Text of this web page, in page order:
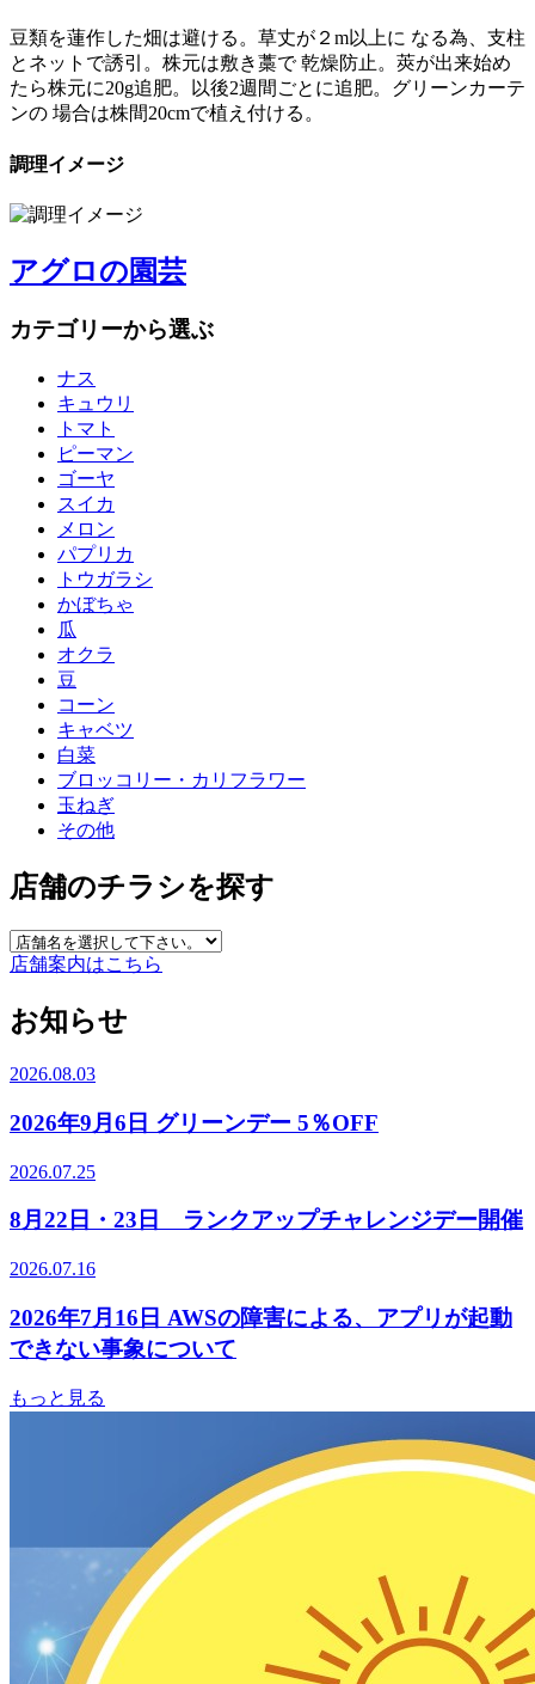
豆類を蓮作した畑は避ける。草丈が２m以上に なる為、支柱
とネットで誘引。株元は敷き藁で 乾燥防止。莢が出来始め
たら株元に20g追肥。以後2週間ごとに追肥。グリーンカーテ
ンの 場合は株間20cmで植え付ける。
調理イメージ
アグロの園芸
カテゴリーから選ぶ
ナス
キュウリ
トマト
ピーマン
ゴーヤ
スイカ
メロン
パプリカ
トウガラシ
かぼちゃ
瓜
オクラ
豆
コーン
キャベツ
白菜
ブロッコリー・カリフラワー
玉ねぎ
その他
店舗のチラシを探す
店舗案内はこちら
お知らせ
2026.08.03
2026年9月6日 グリーンデー 5％OFF
2026.07.25
8月22日・23日 ランクアップチャレンジデー開催
2026.07.16
2026年7月16日 AWSの障害による、アプリが起動
できない事象について
もっと見る